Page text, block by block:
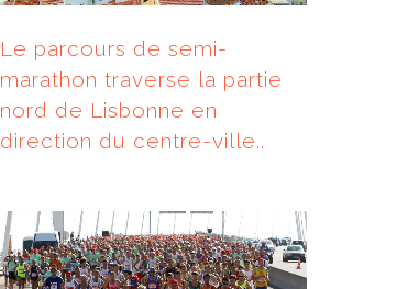
Le parcours de semi-
marathon traverse la partie
nord de Lisbonne en
direction du centre-ville..